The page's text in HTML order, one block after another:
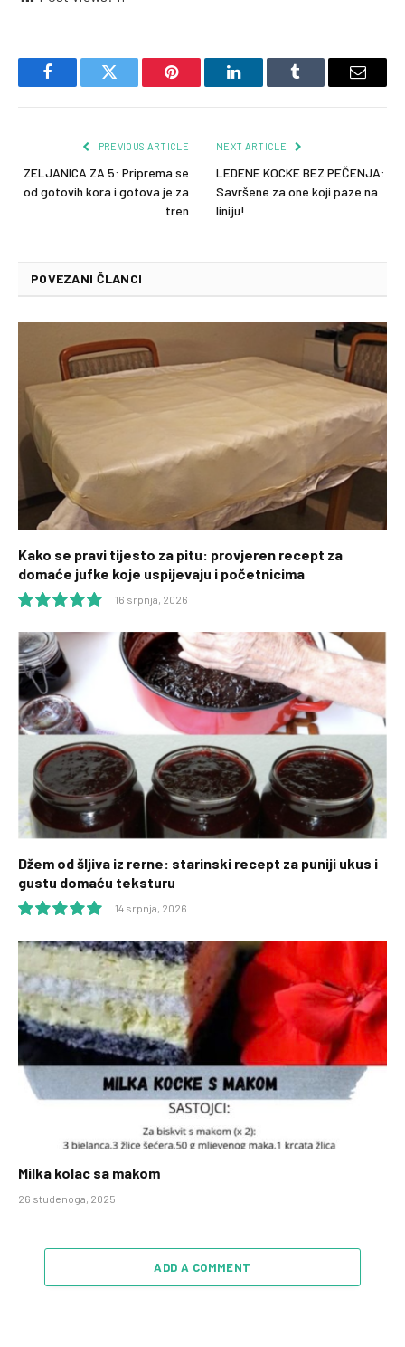
FacebookTwitter Pinterest LinkedInTumblr Email
PREVIOUS ARTICLE
ZELJANICA ZA 5: Priprema se
od gotovih kora i gotova je za
tren
NEXT ARTICLE
LEDENE KOCKE BEZ PEČENJA:
Savršene za one koji paze na
liniju!
POVEZANI ČLANCI
Kako se pravi tijesto za pitu: provjeren recept za
domaće jufke koje uspijevaju i početnicima
10.0
16 srpnja, 2026
Džem od šljiva iz rerne: starinski recept za puniji ukus i
gustu domaću teksturu
10.0
14 srpnja, 2026
Milka kolac sa makom
26 studenoga, 2025
ADD A COMMENT